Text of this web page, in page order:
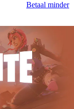
Betaal minder